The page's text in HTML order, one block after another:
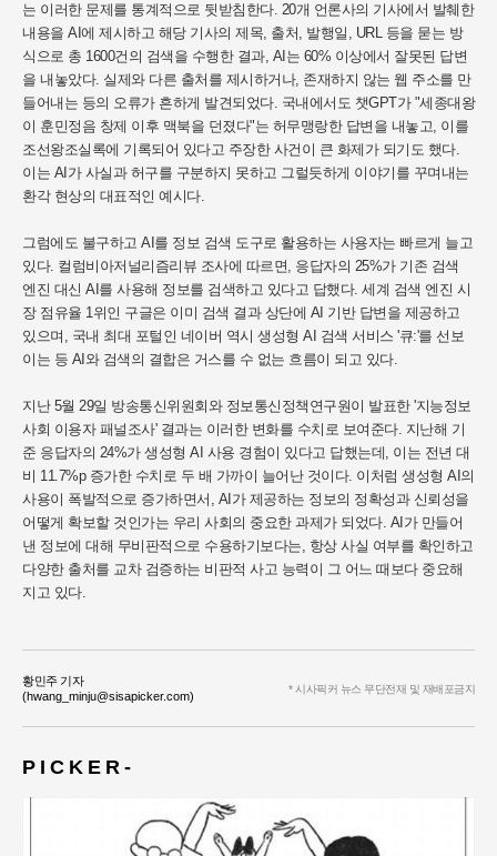
는 이러한 문제를 통계적으로 뒷받침한다. 20개 언론사의 기사에서 발췌한
내용을 AI에 제시하고 해당 기사의 제목, 출처, 발행일, URL 등을 묻는 방
식으로 총 1600건의 검색을 수행한 결과, AI는 60% 이상에서 잘못된 답변
을 내놓았다. 실제와 다른 출처를 제시하거나, 존재하지 않는 웹 주소를 만
들어내는 등의 오류가 흔하게 발견되었다. 국내에서도 챗GPT가 "세종대왕
이 훈민정음 창제 이후 맥북을 던졌다"는 허무맹랑한 답변을 내놓고, 이를
조선왕조실록에 기록되어 있다고 주장한 사건이 큰 화제가 되기도 했다.
이는 AI가 사실과 허구를 구분하지 못하고 그럴듯하게 이야기를 꾸며내는
환각 현상의 대표적인 예시다.
그럼에도 불구하고 AI를 정보 검색 도구로 활용하는 사용자는 빠르게 늘고
있다. 컬럼비아저널리즘리뷰 조사에 따르면, 응답자의 25%가 기존 검색
엔진 대신 AI를 사용해 정보를 검색하고 있다고 답했다. 세계 검색 엔진 시
장 점유율 1위인 구글은 이미 검색 결과 상단에 AI 기반 답변을 제공하고
있으며, 국내 최대 포털인 네이버 역시 생성형 AI 검색 서비스 '큐:'를 선보
이는 등 AI와 검색의 결합은 거스를 수 없는 흐름이 되고 있다.
지난 5월 29일 방송통신위원회와 정보통신정책연구원이 발표한 '지능정보
사회 이용자 패널조사' 결과는 이러한 변화를 수치로 보여준다. 지난해 기
준 응답자의 24%가 생성형 AI 사용 경험이 있다고 답했는데, 이는 전년 대
비 11.7%p 증가한 수치로 두 배 가까이 늘어난 것이다. 이처럼 생성형 AI의
사용이 폭발적으로 증가하면서, AI가 제공하는 정보의 정확성과 신뢰성을
어떻게 확보할 것인가는 우리 사회의 중요한 과제가 되었다. AI가 만들어
낸 정보에 대해 무비판적으로 수용하기보다는, 항상 사실 여부를 확인하고
다양한 출처를 교차 검증하는 비판적 사고 능력이 그 어느 때보다 중요해
지고 있다.
황민주 기자
(hwang_minju@sisapicker.com)
* 시사픽커 뉴스 무단전재 및 재배포금지
P I C K E R -